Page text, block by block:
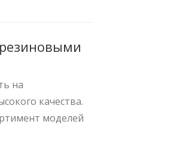
на
качества.
моделей